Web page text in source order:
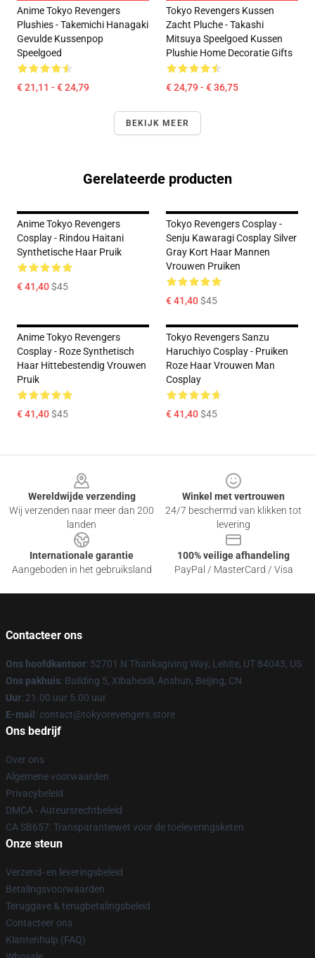
Anime Tokyo Revengers
Plushies - Takemichi Hanagaki
Gevulde Kussenpop
Speelgoed
€ 21,11 - € 24,79
Tokyo Revengers Kussen
Zacht Pluche - Takashi
Mitsuya Speelgoed Kussen
Plushie Home Decoratie Gifts
€ 24,79 - € 36,75
BEKIJK MEER
Gerelateerde producten
Anime Tokyo Revengers
Cosplay - Rindou Haitani
Synthetische Haar Pruik
€ 41,40$45
Tokyo Revengers Cosplay -
Senju Kawaragi Cosplay Silver
Gray Kort Haar Mannen
Vrouwen Pruiken
€ 41,40$45
Anime Tokyo Revengers
Cosplay - Roze Synthetisch
Haar Hittebestendig Vrouwen
Pruik
€ 41,40$45
Tokyo Revengers Sanzu
Haruchiyo Cosplay - Pruiken
Roze Haar Vrouwen Man
Cosplay
€ 41,40$45
Wereldwijde verzending
Wij verzenden naar meer dan 200
landen
Winkel met vertrouwen
24/7 beschermd van klikken tot
levering
Internationale garantie
Aangeboden in het gebruiksland
100% veilige afhandeling
PayPal / MasterCard / Visa
Contacteer ons
Ons hoofdkantoor: 52701 N Thanksgiving Way, Lehite, UT 84043, US
Ons pakhuis: Building 5, Xibahexili, Anshun, Beijing, CN
Uur: 21.00 uur 5.00 uur
E-mail : contact@tokyorevengers.store
Ons bedrijf
Over ons
Algemene voorwaarden
Privacybeleid
DMCA - Auteursrechtbeleid
CA SB657: Transparantiewet voor de toeleveringsketen
Onze steun
Verzend- en leveringsbeleid
Betalingsvoorwaarden
Teruggave & terugbetalingsbeleid
Contacteer ons
Klantenhulp (FAQ)